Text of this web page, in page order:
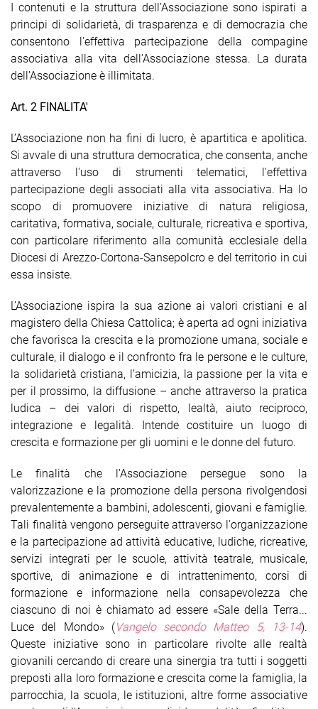
I contenuti e la struttura dell’Associazione sono ispirati a
principi di solidarietà, di trasparenza e di democrazia che
consentono l'effettiva partecipazione della compagine
associativa alla vita dell’Associazione stessa. La durata
dell’Associazione è illimitata.
Art. 2 FINALITA'
L’Associazione non ha fini di lucro, è apartitica e apolitica.
Si avvale di una struttura democratica, che consenta, anche
attraverso l'uso di strumenti telematici, l'effettiva
partecipazione degli associati alla vita associativa. Ha lo
scopo di promuovere iniziative di natura religiosa,
caritativa, formativa, sociale, culturale, ricreativa e sportiva,
con particolare riferimento alla comunità ecclesiale della
Diocesi di Arezzo-Cortona-Sansepolcro e del territorio in cui
essa insiste.
L’Associazione ispira la sua azione ai valori cristiani e al
magistero della Chiesa Cattolica; è aperta ad ogni iniziativa
che favorisca la crescita e la promozione umana, sociale e
culturale, il dialogo e il confronto fra le persone e le culture,
la solidarietà cristiana, l’amicizia, la passione per la vita e
per il prossimo, la diffusione – anche attraverso la pratica
ludica – dei valori di rispetto, lealtà, aiuto reciproco,
integrazione e legalità. Intende costituire un luogo di
crescita e formazione per gli uomini e le donne del futuro.
Le finalità che l'Associazione persegue sono la
valorizzazione e la promozione della persona rivolgendosi
prevalentemente a bambini, adolescenti, giovani e famiglie.
Tali finalità vengono perseguite attraverso l'organizzazione
e la partecipazione ad attività educative, ludiche, ricreative,
servizi integrati per le scuole, attività teatrale, musicale,
sportive, di animazione e di intrattenimento, corsi di
formazione e informazione nella consapevolezza che
ciascuno di noi è chiamato ad essere «Sale della Terra...
Luce del Mondo» (Vangelo secondo Matteo 5, 13-14).
Queste iniziative sono in particolare rivolte alle realtà
giovanili cercando di creare una sinergia tra tutti i soggetti
preposti alla loro formazione e crescita come la famiglia, la
parrocchia, la scuola, le istituzioni, altre forme associative